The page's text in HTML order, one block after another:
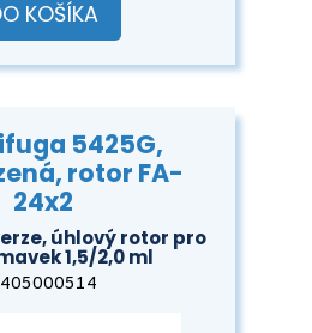
KOŠÍKA
5425G,
rotor FA-
24x2
úhlový rotor pro
1,5/2,0 ml